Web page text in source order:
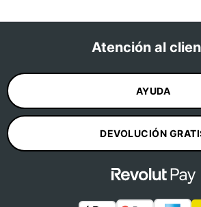
Atención al
AYUDA
DEVOLUCIÓN